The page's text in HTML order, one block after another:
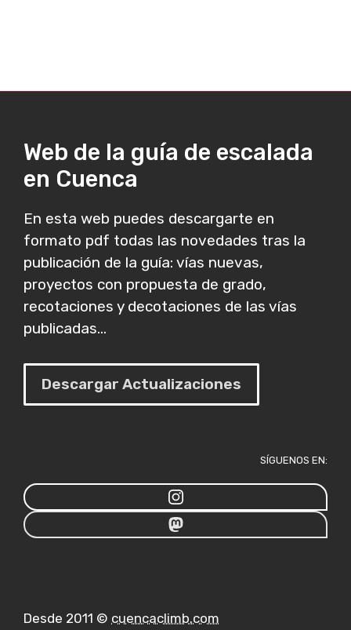
Web de la guía de escalada
en Cuenca
En esta web puedes descargarte en
formato pdf todas las novedades tras la
publicación de la guía: vías nuevas,
proyectos con propuesta de grado,
recotaciones y decotaciones de las vías
publicadas...
Descargar Actualizaciones
SÍGUENOS EN:
Desde 2011 © cuencaclimb.com